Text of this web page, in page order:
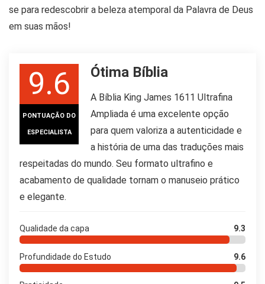
se para redescobrir a beleza atemporal da Palavra de Deus
em suas mãos!
9.6
PONTUAÇÃO DO
ESPECIALISTA
Ótima Bíblia
A Bíblia King James 1611 Ultrafina
Ampliada é uma excelente opção
para quem valoriza a autenticidade e
a história de uma das traduções mais
respeitadas do mundo. Seu formato ultrafino e
acabamento de qualidade tornam o manuseio prático
e elegante.
Qualidade da capa 9.3
Profundidade do Estudo 9.6